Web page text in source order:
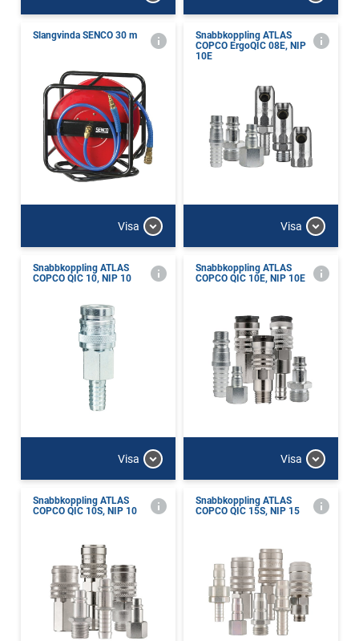
Slangvinda SENCO 30 m
Visa
Snabbkoppling ATLAS
COPCO ErgoQIC 08E, NIP
10E
Visa
Snabbkoppling ATLAS
COPCO QIC 10, NIP 10
Visa
Snabbkoppling ATLAS
COPCO QIC 10E, NIP 10E
Visa
Snabbkoppling ATLAS
COPCO QIC 10S, NIP 10
Snabbkoppling ATLAS
COPCO QIC 15S, NIP 15